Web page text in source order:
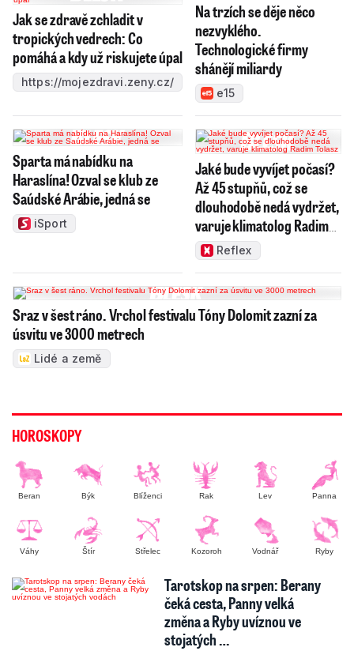
Jak se zdravě zchladit v
tropických vedrech: Co
pomáhá a kdy už riskujete úpal
https://mojezdravi.zeny.cz/
Na trzích se děje něco
nezvyklého.
Technologické firmy
shánějí miliardy
e15
Sparta má nabídku na
Haraslína! Ozval se klub ze
Saúdské Arábie, jedná se
iSport
Jaké bude vyvíjet počasí?
Až 45 stupňů, což se
dlouhodobě nedá vydržet,
varuje klimatolog Radim
TolaszReflex
Sraz v šest ráno. Vrchol festivalu Tóny Dolomit zazní za
úsvitu ve 3000 metrech
Lidé a země
HOROSKOPY
Beran Býk Blíženci Rak Lev Panna
Váhy Štír Střelec Kozoroh Vodnář Ryby
Tarotskop na srpen: Berany
čeká cesta, Panny velká
změna a Ryby uvíznou ve
stojatých …